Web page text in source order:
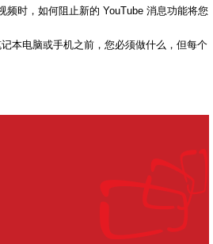
频时，如何阻止新的 YouTube 消息功能将您
本电脑或手机之前，您必须做什么，但每个